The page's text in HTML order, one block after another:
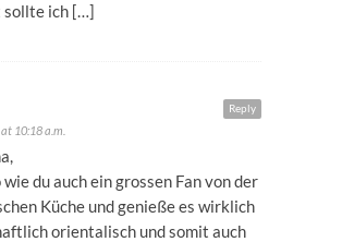
ich […]
Reply
10:18 a.m.
wie du auch ein grossen Fan von der
Küche und genieße es wirklich
orientalisch und somit auch